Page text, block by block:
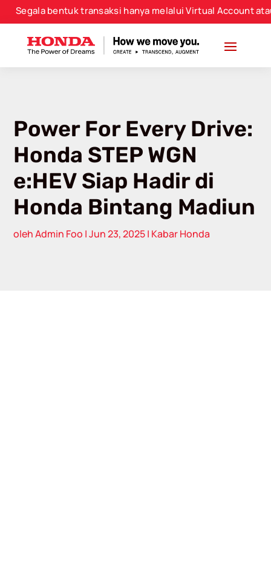
bentuk transaksi hanya melalui Virtual Account atau
Power For Every Drive:
Honda STEP WGN
e:HEV Siap Hadir di
Honda Bintang Madiun
olehAdmin Foo |Jun 23, 2025| Kabar Honda
modal-check